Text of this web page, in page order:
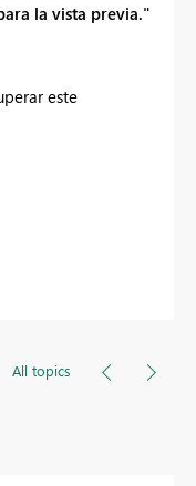
la vista previa."
este
All topics